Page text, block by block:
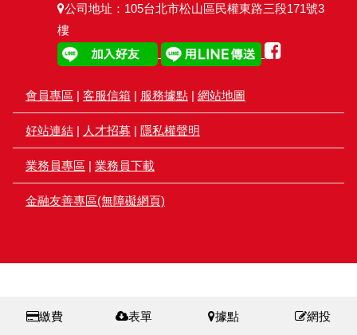
公司地址：105台北市松山區民權東路三段171號3
樓
會員專區 | 客服信箱 | 服務據點 | 網站地圖
好站連結 | 人才招募 | 隱私權聲明
業務員專區 | 業務員下載
金融友善專區(無障礙網頁)
繳費 表單 據點 網投